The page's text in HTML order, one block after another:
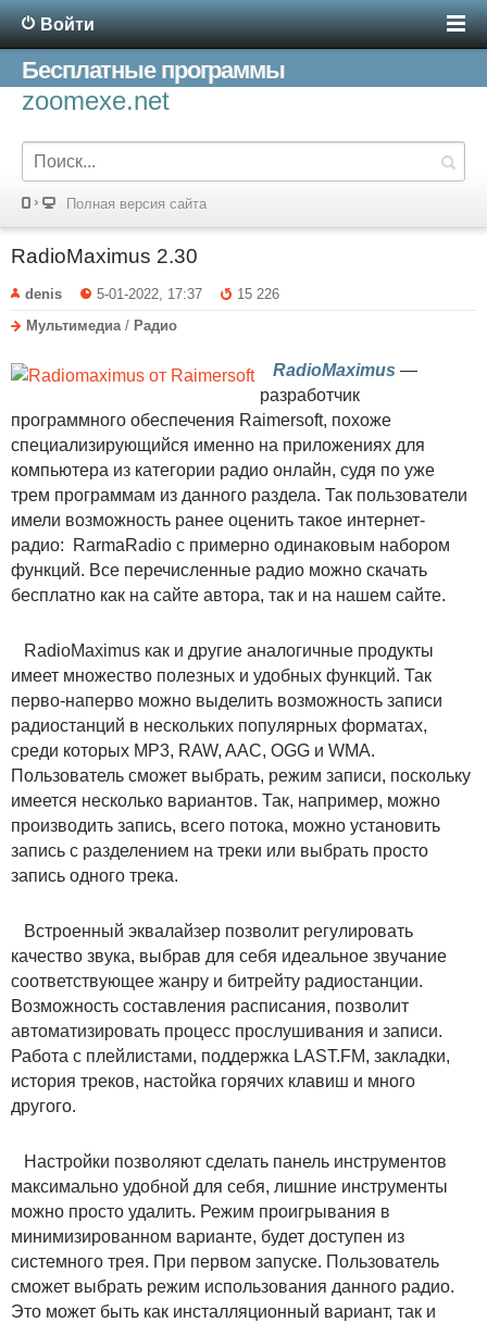
Войти
Бесплатные программы
zoomexe.net
Полная версия сайта
RadioMaximus 2.30
denis 5-01-2022, 17:37
15 226
Мультимедиа / Радио
RadioMaximus —
разработчик
программного обеспечения Raimersoft, похоже
специализирующийся именно на приложениях для
компьютера из категории радио онлайн, судя по уже
трем программам из данного раздела. Так пользователи
имели возможность ранее оценить такое интернет-
радио: RarmaRadio с примерно одинаковым набором
функций. Все перечисленные радио можно скачать
бесплатно как на сайте автора, так и на нашем сайте.
RadioMaximus как и другие аналогичные продукты
имеет множество полезных и удобных функций. Так
перво-наперво можно выделить возможность записи
радиостанций в нескольких популярных форматах,
среди которых MP3, RAW, AAC, OGG и WMA.
Пользователь сможет выбрать, режим записи, поскольку
имеется несколько вариантов. Так, например, можно
производить запись, всего потока, можно установить
запись с разделением на треки или выбрать просто
запись одного трека.
Встроенный эквалайзер позволит регулировать
качество звука, выбрав для себя идеальное звучание
соответствующее жанру и битрейту радиостанции.
Возможность составления расписания, позволит
автоматизировать процесс прослушивания и записи.
Работа с плейлистами, поддержка LAST.FM, закладки,
история треков, настойка горячих клавиш и много
другого.
Настройки позволяют сделать панель инструментов
максимально удобной для себя, лишние инструменты
можно просто удалить. Режим проигрывания в
минимизированном варианте, будет доступен из
системного трея. При первом запуске. Пользователь
сможет выбрать режим использования данного радио.
Это может быть как инсталляционный вариант, так и